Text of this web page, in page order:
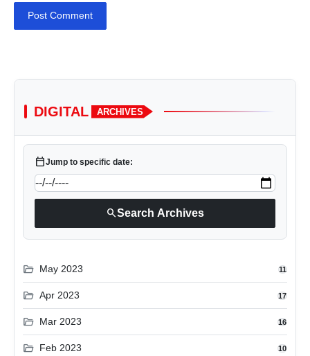
Post Comment
DIGITAL ARCHIVES
calendar_todayJump to specific date:
searchSearch Archives
folder_open May 2023 11
folder_open Apr 2023 17
folder_open Mar 2023 16
folder_open Feb 2023 10